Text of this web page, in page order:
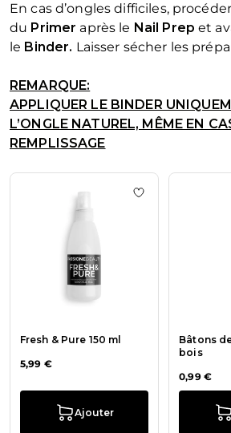
En cas d’ongles difficiles,
du Primer après le Nail Prepet
le Binder. Laisser sécher les
REMARQUE:
APPLIQUER LE BINDER
L’ONGLE NATUREL, MÊME EN
REMPLISSAGE
La navigation entre les éléments du
Appuyez pour passer le carrousel
Fresh & Pure 150 ml
5,99 €
Ajouter
Ajouter à la
Bâtons
bois
0,99 €